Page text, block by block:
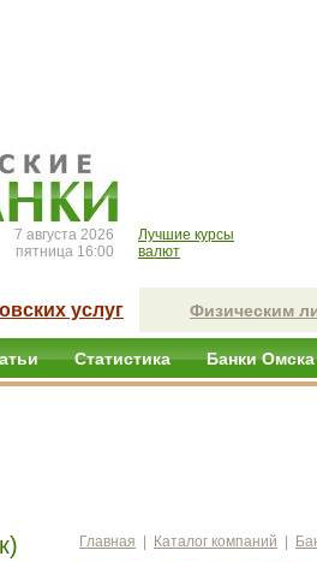
7 августа 2026
пятница 16:00
Лучшие курсы
валют
услуг Физическим
Статистика Банки Омска
Главная Каталог компаний